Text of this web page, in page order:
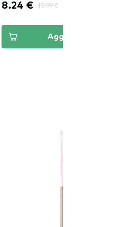
8.24 € 10.99 €
Aggiungi